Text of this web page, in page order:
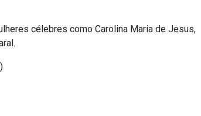
célebres como Carolina Maria de Jesus,